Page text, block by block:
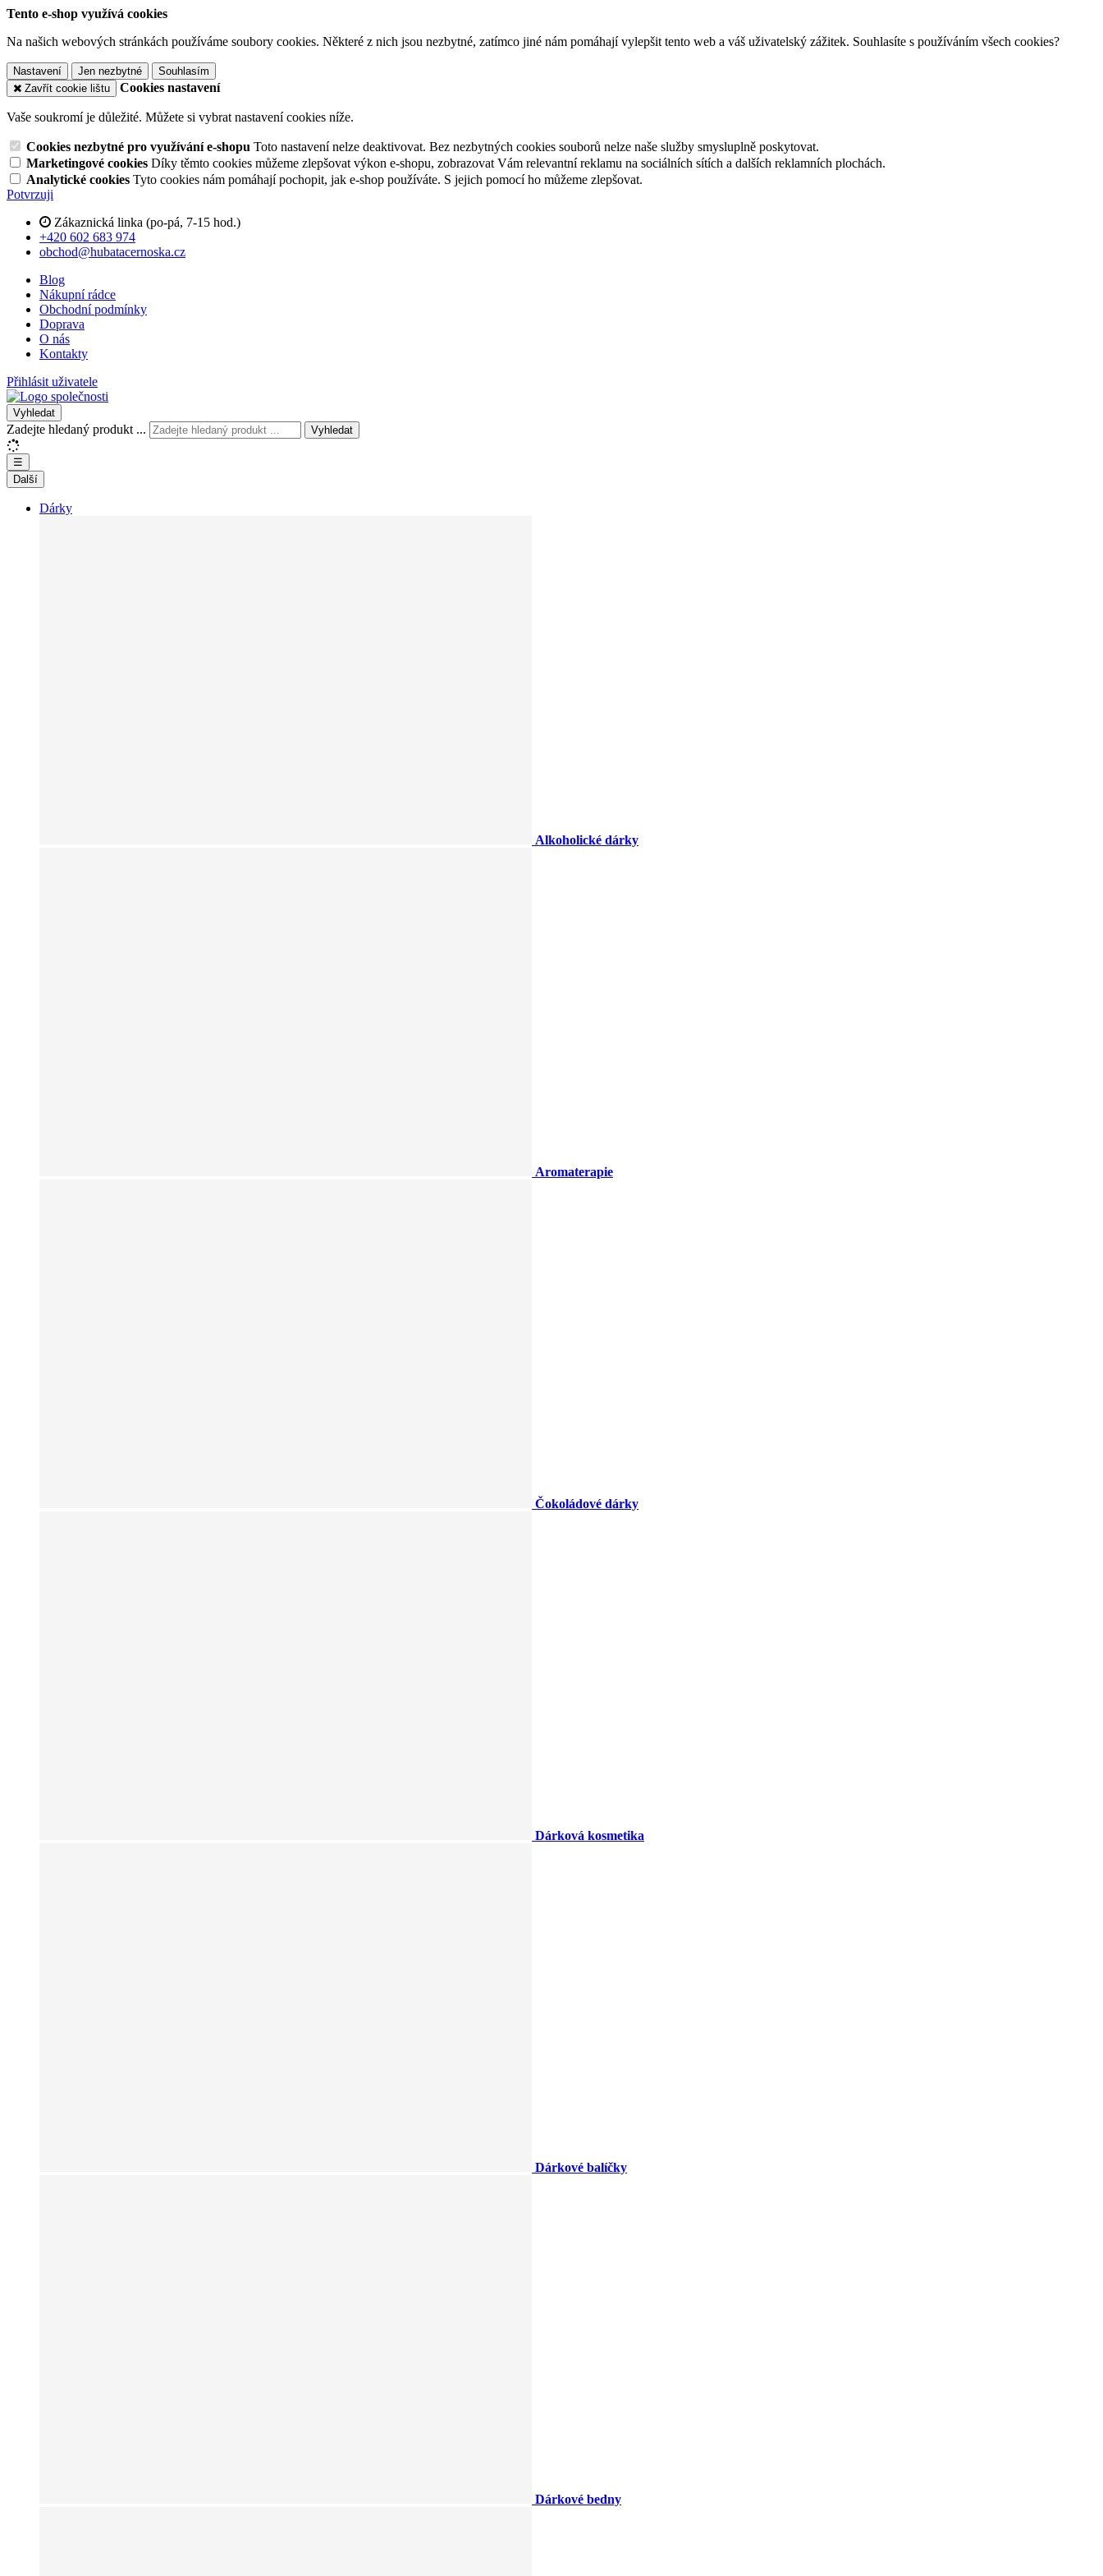
Tento e-shop využívá cookies
Na našich webových stránkách používáme soubory cookies. Některé z nich jsou nezbytné, zatímco jiné nám pomáhají vylepšit tento web a váš uživatelský zážitek. Souhlasíte s používáním všech cookies?
Nastavení Jen nezbytné
Souhlasím
Zavřít cookie lištu
Cookies nastavení
Vaše soukromí je důležité. Můžete si vybrat nastavení cookies níže.
Cookies nezbytné pro využívání e-shopu Toto nastavení nelze deaktivovat. Bez nezbytných cookies souborů nelze naše služby smysluplně poskytovat.
Marketingové cookies Díky těmto cookies můžeme zlepšovat výkon e-shopu, zobrazovat Vám relevantní reklamu na sociálních sítích a dalších reklamních plochách.
Analytické cookies Tyto cookies nám pomáhají pochopit, jak e-shop používáte. S jejich pomocí ho můžeme zlepšovat.
Potvrzuji
Zákaznická linka (po-pá, 7-15 hod.)
+420 602 683 974
obchod@hubatacernoska.cz
Blog
Nákupní rádce
Obchodní podmínky
Doprava
O nás
Kontakty
Přihlásit uživatele
Vyhledat
Zadejte hledaný produkt ... Vyhledat
☰
Další
Dárky
Alkoholické dárky
Aromaterapie
Čokoládové dárky
Dárková kosmetika
Dárkové balíčky
Dárkové bedny